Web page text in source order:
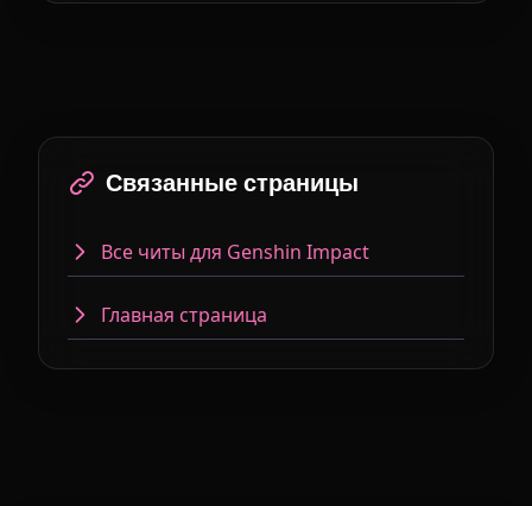
Связанные страницы
Все читы для Genshin Impact
Главная страница